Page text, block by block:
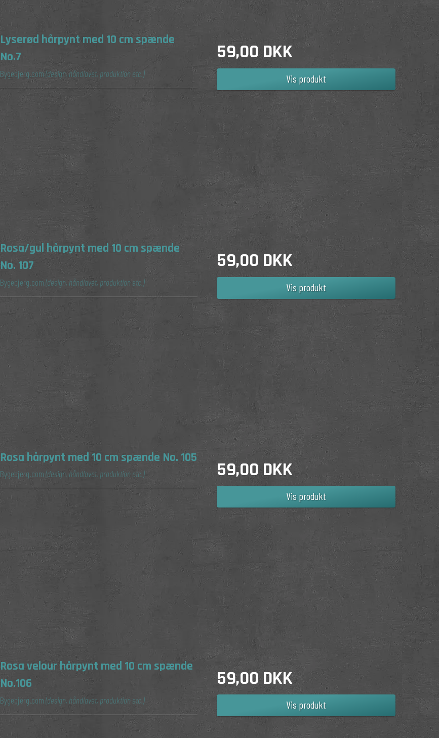
Lyserød hårpynt med 10 cm spænde
No.7
Bygebjerg.com(design, håndlavet, produktion etc.)
59,00 DKK
Vis produkt
Rosa/gul hårpynt med 10 cm spænde
No. 107
Bygebjerg.com(design, håndlavet, produktion etc.)
59,00 DKK
Vis produkt
Rosa hårpynt med 10 cm spænde No. 105
Bygebjerg.com(design, håndlavet, produktion etc.) 59,00 DKK
Vis produkt
Rosa velour hårpynt med 10 cm spænde
No.106
Bygebjerg.com(design, håndlavet, produktion etc.)
59,00 DKK
Vis produkt